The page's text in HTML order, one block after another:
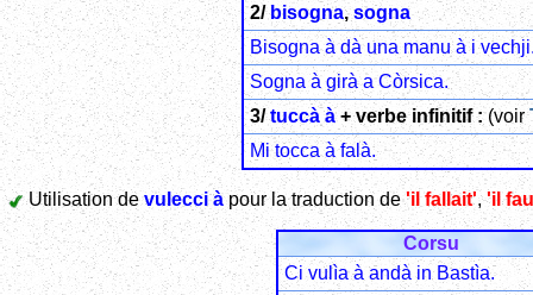
2/bisogna,sogna
Bisogna à dà una manu à i
Sogna à girà a Còrsica.
3/tuccà à+ verbe infinitif :(voir
Mi tocca à falà.
Utilisation de vulecci à pour la traduction de'il fallait','il
Corsu
Ci vulìa à andà in Bastìa.